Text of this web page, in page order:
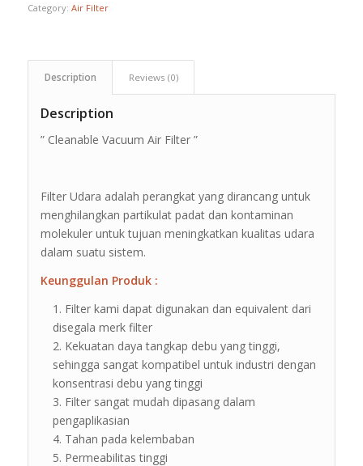
Category: Air Filter
Description Reviews (0)
Description
” Cleanable Vacuum Air Filter ”
Filter Udara adalah perangkat yang dirancang untuk
menghilangkan partikulat padat dan kontaminan
molekuler untuk tujuan meningkatkan kualitas udara
dalam suatu sistem.
Keunggulan Produk :
Filter kami dapat digunakan dan equivalent dari
disegala merk filter
Kekuatan daya tangkap debu yang tinggi,
sehingga sangat kompatibel untuk industri dengan
konsentrasi debu yang tinggi
Filter sangat mudah dipasang dalam
pengaplikasian
Tahan pada kelembaban
Permeabilitas tinggi